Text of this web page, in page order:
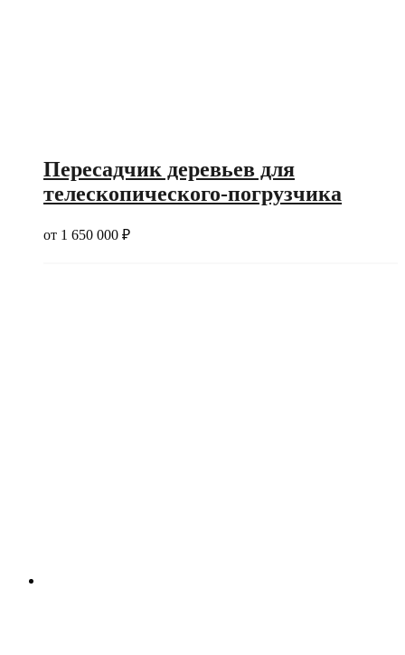
Пересадчик деревьев для
телескопического-погрузчика
от 1 650 000 ₽